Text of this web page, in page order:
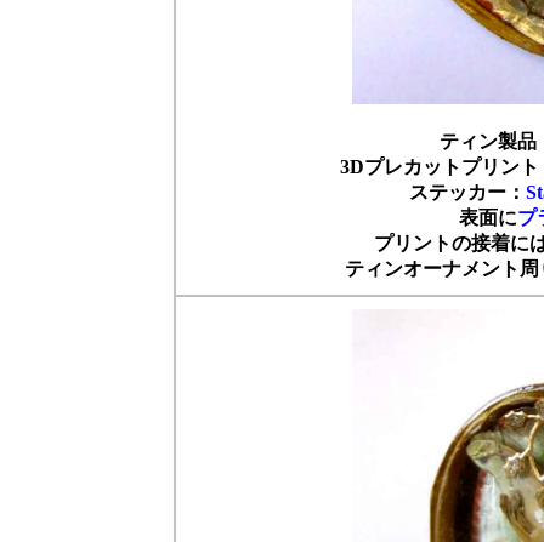
ティン製品
3Dプレカットプリント
ステッカー：
表面にプ
プリントの接着に
ティンオーナメント周